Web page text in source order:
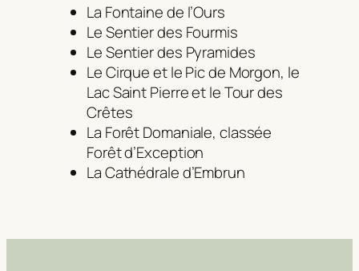
La Fontaine de l’Ours
Le Sentier des Fourmis
Le Sentier des Pyramides
Le Cirque et le Pic de Morgon, le
Lac Saint Pierre et le Tour des
Crêtes
La Forêt Domaniale, classée
Forêt d’Exception
La Cathédrale d’Embrun